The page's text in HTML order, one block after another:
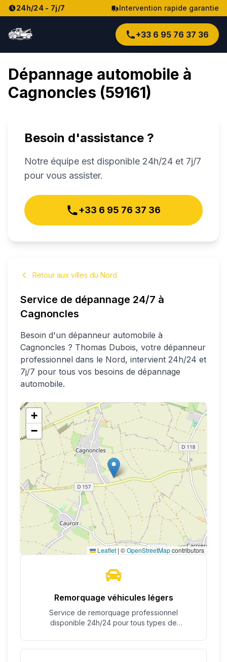
24h/24 - 7j/7 Intervention rapide garantie
+33 6 95 76 37 36
Dépannage automobile à
Cagnoncles (59161)
Besoin d'assistance ?
Notre équipe est disponible 24h/24 et 7j/7
pour vous assister.
+33 6 95 76 37 36
Retour aux villes du Nord
Service de dépannage 24/7 à
Cagnoncles
Besoin d'un dépanneur automobile à
Cagnoncles ? Thomas Dubois, votre dépanneur
professionnel dans le Nord, intervient 24h/24 et
7j/7 pour tous vos besoins de dépannage
automobile.
+
−
Leaflet | ©OpenStreetMapcontributors
Remorquage véhicules légers
Service de remorquage professionnel
disponible 24h/24 pour tous types de